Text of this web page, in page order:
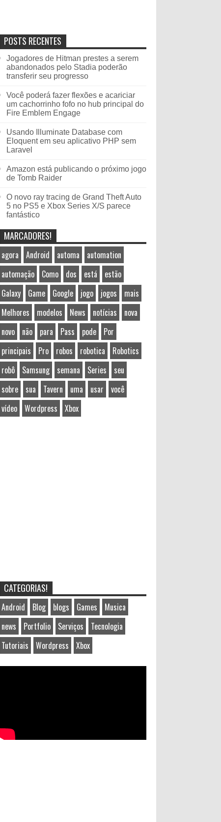
POSTS RECENTES
Jogadores de Hitman prestes a serem
abandonados pelo Stadia poderão
transferir seu progresso
Você poderá fazer flexões e acariciar
um cachorrinho fofo no hub principal do
Fire Emblem Engage
Usando Illuminate Database com
Eloquent em seu aplicativo PHP sem
Laravel
Amazon está publicando o próximo jogo
de Tomb Raider
O novo ray tracing de Grand Theft Auto
5 no PS5 e Xbox Series X/S parece
fantástico
MARCADORES!
agora Android automa
automation
automação
Como dos está
estão
Galaxy
Game Google jogo jogos
mais
Melhores
modelos News notícias
nova
novo
não para Pass pode
Por
principais
Pro robos robotica
Robotics
robô
Samsung semana Series
seu
sobre
sua Tavern uma usar
você
vídeo
Wordpress Xbox
CATEGORIAS!
Android Blog blogs Games
Musica
news
Portfolio Serviços
Tecnologia
Tutoriais
Wordpress Xbox